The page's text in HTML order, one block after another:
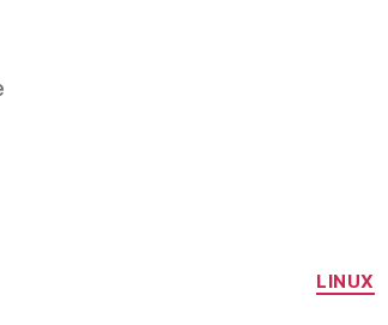
LINUX